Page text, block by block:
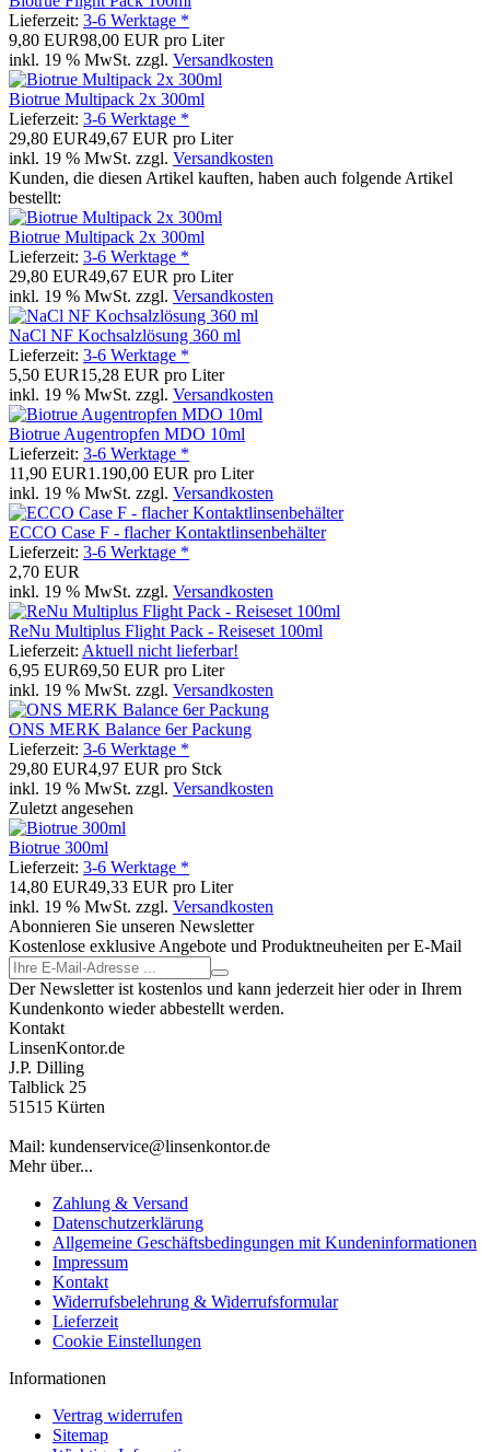
Lieferzeit: 3-6 Werktage *
9,80 EUR98,00 EUR pro Liter
inkl. 19 % MwSt. zzgl. Versandkosten
Biotrue Multipack 2x 300ml
Lieferzeit: 3-6 Werktage *
29,80 EUR49,67 EUR pro Liter
inkl. 19 % MwSt. zzgl. Versandkosten
Kunden, die diesen Artikel kauften, haben auch folgende Artikel
bestellt:
Biotrue Multipack 2x 300ml
Lieferzeit: 3-6 Werktage *
29,80 EUR49,67 EUR pro Liter
inkl. 19 % MwSt. zzgl. Versandkosten
NaCl NF Kochsalzlösung 360 ml
Lieferzeit: 3-6 Werktage *
5,50 EUR15,28 EUR pro Liter
inkl. 19 % MwSt. zzgl. Versandkosten
Biotrue Augentropfen MDO 10ml
Lieferzeit: 3-6 Werktage *
11,90 EUR1.190,00 EUR pro Liter
inkl. 19 % MwSt. zzgl. Versandkosten
ECCO Case F - flacher Kontaktlinsenbehälter
Lieferzeit: 3-6 Werktage *
2,70 EUR
inkl. 19 % MwSt. zzgl. Versandkosten
ReNu Multiplus Flight Pack - Reiseset 100ml
Lieferzeit: Aktuell nicht lieferbar!
6,95 EUR69,50 EUR pro Liter
inkl. 19 % MwSt. zzgl. Versandkosten
ONS MERK Balance 6er Packung
Lieferzeit: 3-6 Werktage *
29,80 EUR4,97 EUR pro Stck
inkl. 19 % MwSt. zzgl. Versandkosten
Zuletzt angesehen
Biotrue 300ml
Lieferzeit: 3-6 Werktage *
14,80 EUR49,33 EUR pro Liter
inkl. 19 % MwSt. zzgl. Versandkosten
Abonnieren Sie unseren Newsletter
Kostenlose exklusive Angebote und Produktneuheiten per E-Mail
Der Newsletter ist kostenlos und kann jederzeit hier oder in Ihrem
Kundenkonto wieder abbestellt werden.
Kontakt
LinsenKontor.de
J.P. Dilling
Talblick 25
51515 Kürten
Mail: kundenservice@linsenkontor.de
Mehr über...
Zahlung & Versand
Datenschutzerklärung
Allgemeine Geschäftsbedingungen mit Kundeninformationen
Impressum
Kontakt
Widerrufsbelehrung & Widerrufsformular
Lieferzeit
Cookie Einstellungen
Informationen
Vertrag widerrufen
Sitemap